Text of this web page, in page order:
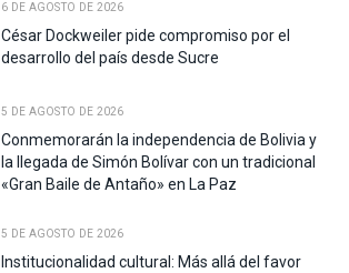
6 DE AGOSTO DE 2026
César Dockweiler pide compromiso por el
desarrollo del país desde Sucre
5 DE AGOSTO DE 2026
Conmemorarán la independencia de Bolivia y
la llegada de Simón Bolívar con un tradicional
«Gran Baile de Antaño» en La Paz
5 DE AGOSTO DE 2026
Institucionalidad cultural: Más allá del favor